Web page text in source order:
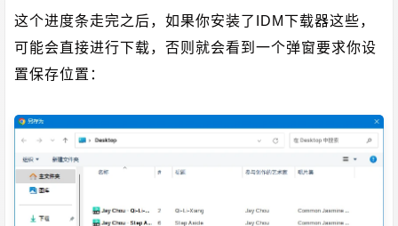
这个进度条走完之后，如果你安装了IDM下载器这些，
可能会直接进行下载，否则就会看到一个弹窗要求你设
置保存位置：